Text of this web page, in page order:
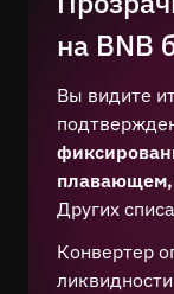
на BNB
Вы видите
плавающем,
Других
Конвертер